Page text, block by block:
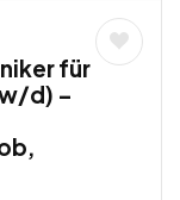
für
d) –